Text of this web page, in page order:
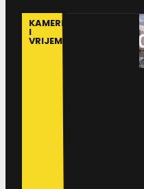
KAMERE
I
VRIJEME